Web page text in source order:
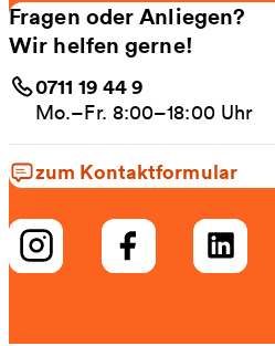
Fragen oder Anliegen?
Wir helfen gerne!
0711 19 44 9
Mo.–Fr. 8:00–18:00 Uhr
zum Kontaktformular